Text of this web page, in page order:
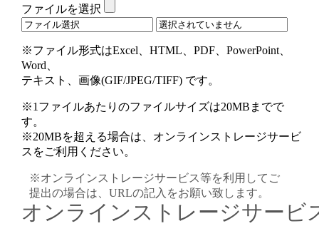
ファイルを選択
※ファイル形式はExcel、HTML、PDF、PowerPoint、
Word、
テキスト、画像(GIF/JPEG/TIFF) です。
※1ファイルあたりのファイルサイズは20MBまでで
す。
※20MBを超える場合は、オンラインストレージサービ
スをご利用ください。
※オンラインストレージサービス等を利用してご
提出の場合は、URLの記入をお願い致します。
オンラインストレージサービ